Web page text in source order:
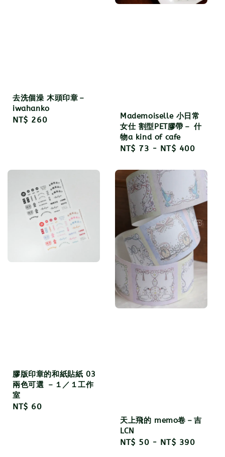
去洗個澡 木頭印章－
iwahanko
Regular
NT$ 260
Mademoiselle 小日常
女仕 割型PET膠帶－ 什
物a kind of cafe
Regular
NT$ 73 - NT$ 400
膠版印章的和紙貼紙 03
兩色可選 －１／１工作
室
Regular
NT$ 60
天上飛的 memo卷－吉
LCN
Regular
NT$ 50 - NT$ 390